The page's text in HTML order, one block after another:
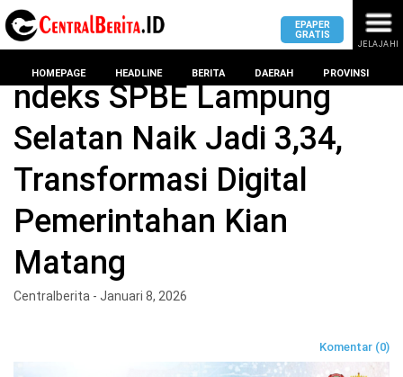
MASUK
KOTA
BANDAR
DPRD
PROVINSI
LAMPUNG
SUMSEL
EPAPER
GRATIS
JELAJAHI
HOMEPAGE HEADLINE BERITA DAERAH PROVINSI
ndeks SPBE Lampung
Selatan Naik Jadi 3,34,
Transformasi Digital
Pemerintahan Kian
Matang
Centralberita - Januari 8, 2026
Komentar (0)